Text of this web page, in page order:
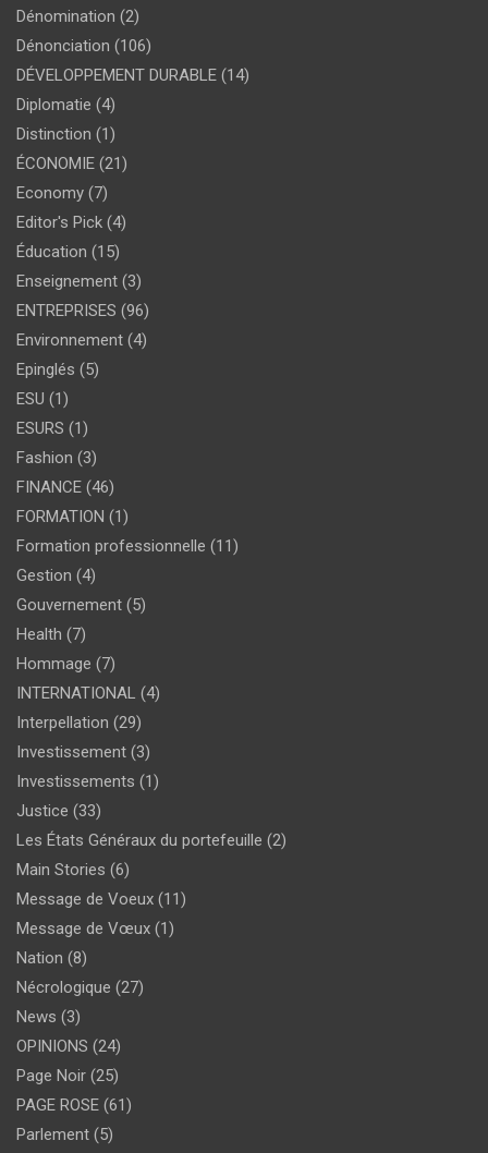
Dénomination (2)
Dénonciation (106)
DÉVELOPPEMENT DURABLE (14)
Diplomatie (4)
Distinction (1)
ÉCONOMIE (21)
Economy (7)
Editor's Pick (4)
Éducation (15)
Enseignement (3)
ENTREPRISES (96)
Environnement (4)
Epinglés (5)
ESU (1)
ESURS (1)
Fashion (3)
FINANCE (46)
FORMATION (1)
Formation professionnelle (11)
Gestion (4)
Gouvernement (5)
Health (7)
Hommage (7)
INTERNATIONAL (4)
Interpellation (29)
Investissement (3)
Investissements (1)
Justice (33)
Les États Généraux du portefeuille (2)
Main Stories (6)
Message de Voeux (11)
Message de Vœux (1)
Nation (8)
Nécrologique (27)
News (3)
OPINIONS (24)
Page Noir (25)
PAGE ROSE (61)
Parlement (5)